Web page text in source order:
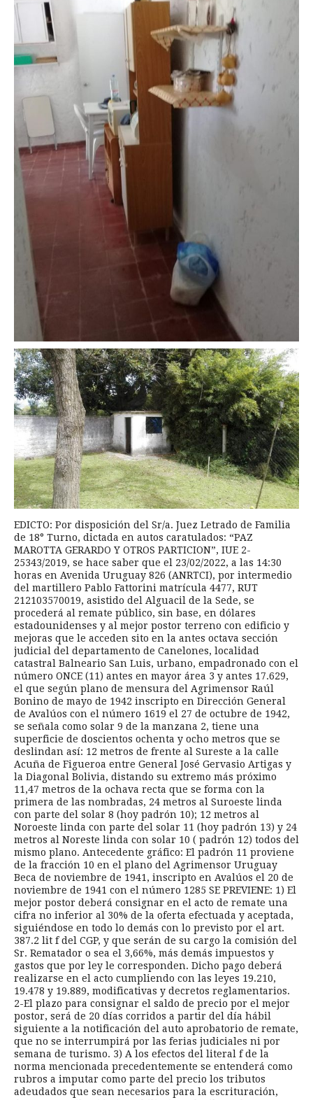
EDICTO: Por disposición del Sr/a. Juez Letrado de Familia
de 18° Turno, dictada en autos caratulados: “PAZ
MAROTTA GERARDO Y OTROS PARTICION”, IUE 2-
25343/2019, se hace saber que el 23/02/2022, a las 14:30
horas en Avenida Uruguay 826 (ANRTCI), por intermedio
del martillero Pablo Fattorini matrícula 4477, RUT
212103570019, asistido del Alguacil de la Sede, se
procederá al remate público, sin base, en dólares
estadounidenses y al mejor postor terreno con edificio y
mejoras que le acceden sito en la antes octava sección
judicial del departamento de Canelones, localidad
catastral Balneario San Luis, urbano, empadronado con el
número ONCE (11) antes en mayor área 3 y antes 17.629,
el que según plano de mensura del Agrimensor Raúl
Bonino de mayo de 1942 inscripto en Dirección General
de Avalúos con el número 1619 el 27 de octubre de 1942,
se señala como solar 9 de la manzana 2, tiene una
superficie de doscientos ochenta y ocho metros que se
deslindan así: 12 metros de frente al Sureste a la calle
Acuña de Figueroa entre General José Gervasio Artigas y
la Diagonal Bolivia, distando su extremo más próximo
11,47 metros de la ochava recta que se forma con la
primera de las nombradas, 24 metros al Suroeste linda
con parte del solar 8 (hoy padrón 10); 12 metros al
Noroeste linda con parte del solar 11 (hoy padrón 13) y 24
metros al Noreste linda con solar 10 ( padrón 12) todos del
mismo plano. Antecedente gráfico: El padrón 11 proviene
de la fracción 10 en el plano del Agrimensor Uruguay
Beca de noviembre de 1941, inscripto en Avalúos el 20 de
noviembre de 1941 con el número 1285 SE PREVIENE: 1) El
mejor postor deberá consignar en el acto de remate una
cifra no inferior al 30% de la oferta efectuada y aceptada,
siguiéndose en todo lo demás con lo previsto por el art.
387.2 lit f del CGP, y que serán de su cargo la comisión del
Sr. Rematador o sea el 3,66%, más demás impuestos y
gastos que por ley le corresponden. Dicho pago deberá
realizarse en el acto cumpliendo con las leyes 19.210,
19.478 y 19.889, modificativas y decretos reglamentarios.
2-El plazo para consignar el saldo de precio por el mejor
postor, será de 20 días corridos a partir del día hábil
siguiente a la notificación del auto aprobatorio de remate,
que no se interrumpirá por las ferias judiciales ni por
semana de turismo. 3) A los efectos del literal f de la
norma mencionada precedentemente se entenderá como
rubros a imputar como parte del precio los tributos
adeudados que sean necesarios para la escrituración,